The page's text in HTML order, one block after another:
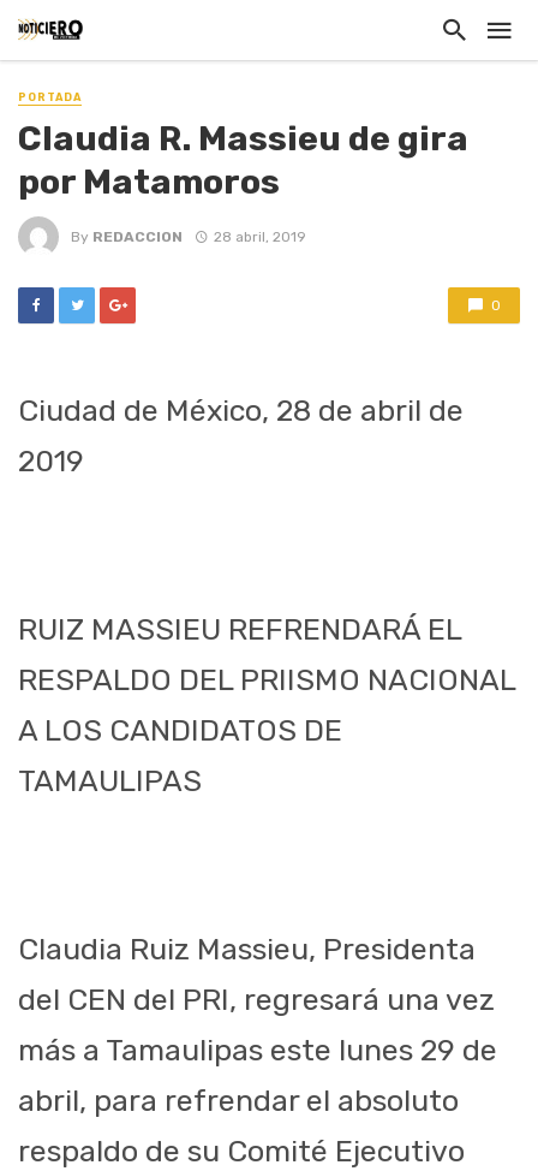
PORTADA
Claudia R. Massieu de gira
por Matamoros
By REDACCION 28 abril, 2019
0
Ciudad de México, 28 de abril de
2019
RUIZ MASSIEU REFRENDARÁ EL
RESPALDO DEL PRIISMO NACIONAL
A LOS CANDIDATOS DE
TAMAULIPAS
Claudia Ruiz Massieu, Presidenta
del CEN del PRI, regresará una vez
más a Tamaulipas este lunes 29 de
abril, para refrendar el absoluto
respaldo de su Comité Ejecutivo